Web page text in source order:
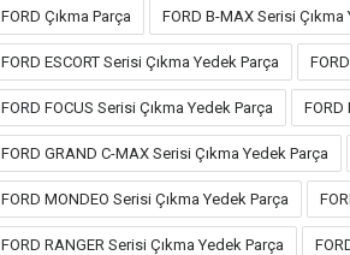
FORD Çıkma Parça FORD B-MAX Serisi Çıkma
FORD ESCORT Serisi Çıkma Yedek Parça
FORD FOCUS Serisi Çıkma Yedek Parça FORD
FORD GRAND C-MAX Serisi Çıkma Yedek Parça
FORD MONDEO Serisi Çıkma Yedek Parça
FORD RANGER Serisi Çıkma Yedek Parça